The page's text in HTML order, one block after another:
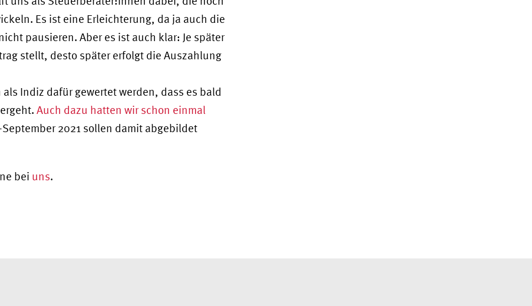
Es ist eine Erleichterung, da ja auch die
pausieren. Aber es ist auch klar: Je später
stellt, desto später erfolgt die Auszahlung
Indiz dafür gewertet werden, dass es bald
Auch dazu hatten wir schon einmal
2021 sollen damit abgebildet
bei uns.